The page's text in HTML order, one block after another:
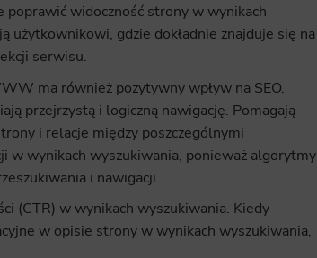
poprawić widoczność strony w wynikach
użytkownikowi, gdzie dokładnie znajduje się na
serwisu.
ma również pozytywny wpływ na SEO.
przejrzystą i logiczną nawigację. Pomagają
i relacje między poszczególnymi
w wynikach wyszukiwania, ponieważ algorytmy
i nawigacji.
(CTR) w wynikach wyszukiwania. Kiedy
w opisie strony w wynikach wyszukiwania,